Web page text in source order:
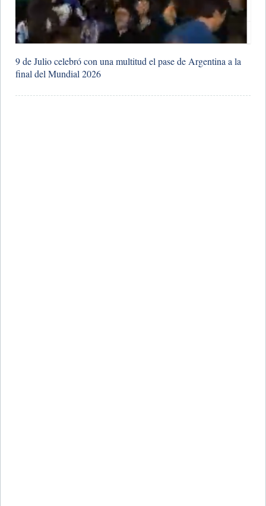
9 de Julio celebró con una multitud el pase de Argentina a la
final del Mundial 2026